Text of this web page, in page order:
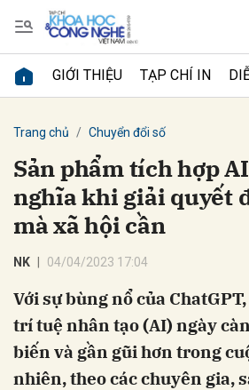
GIỚI THIỆU TẠP CHÍ IN
Trang chủ Chuyển đổi số
Sản phẩm tích hợp
nghĩa khi giải quyết
mà xã hội cần
NK 04/04/2023 17:04
Với sự bùng nổ của
trí tuệ nhân tạo (AI) ngày
biến và gần gũi hơn trong
nhiên, theo các chuyên gia,
Gửi bình luận